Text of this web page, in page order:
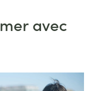
avec